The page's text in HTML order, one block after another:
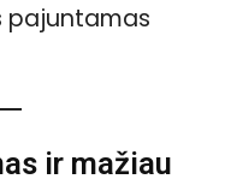
pajuntamas
ir mažiau